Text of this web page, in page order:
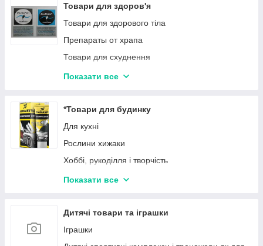
Товари для здоров'я
Товари для здорового тіла
Препараты от храпа
Товари для схуднення
Товари для нарощування м'язів
Натуральні препарати для лікування суглобів і
Засоби для догляду за волоссям
Показати все
*Товари для будинку
Для кухні
Рослини хижаки
Хоббі, рукоділля і творчість
Мебель
Годинник
Декор для будинку
Показати все
Дитячі товари та іграшки
Іграшки